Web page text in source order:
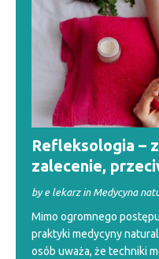
Refleksologia –
zalecenie,
by e lekarz in Medycyna
Mimo ogromnego
praktyki medycyny
osób uważa, że techniki